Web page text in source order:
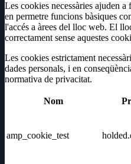
Les cookies necessàries ajuden
en permetre funcions bàsiques
l'accés a àrees del lloc web. El
correctament sense aquestes
Les cookies estrictament
dades personals, i en
normativa de privacitat.
Nom
amp_cookie_test